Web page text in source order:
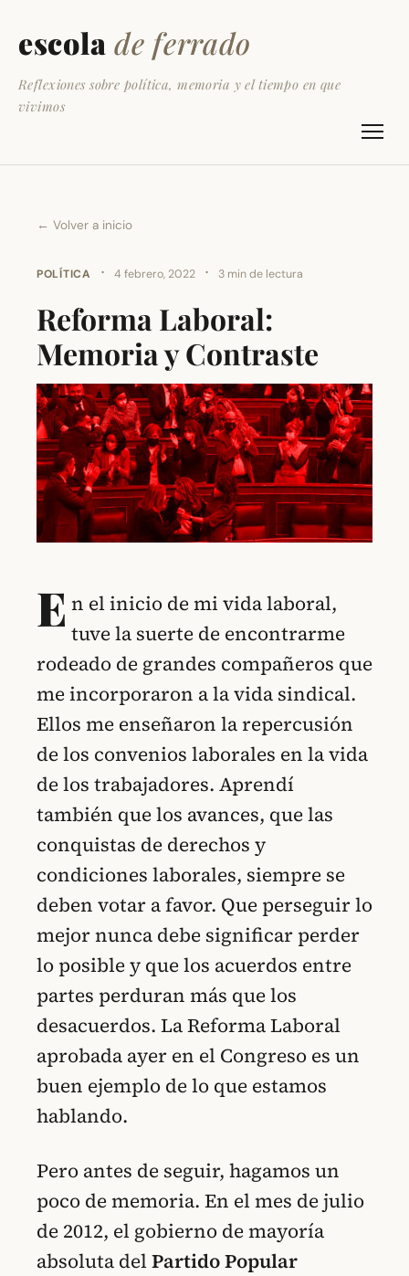
escola de ferrado
Reflexiones sobre política, memoria y el tiempo en que
vivimos
← Volver a inicio
POLÍTICA · 4 febrero, 2022 · 3 min de lectura
Reforma Laboral:
Memoria y Contraste
E n el inicio de mi vida laboral,
tuve la suerte de encontrarme
rodeado de grandes compañeros que
me incorporaron a la vida sindical.
Ellos me enseñaron la repercusión
de los convenios laborales en la vida
de los trabajadores. Aprendí
también que los avances, que las
conquistas de derechos y
condiciones laborales, siempre se
deben votar a favor. Que perseguir lo
mejor nunca debe significar perder
lo posible y que los acuerdos entre
partes perduran más que los
desacuerdos. La Reforma Laboral
aprobada ayer en el Congreso es un
buen ejemplo de lo que estamos
hablando.
Pero antes de seguir, hagamos un
poco de memoria. En el mes de julio
de 2012, el gobierno de mayoría
absoluta delPartido Popular